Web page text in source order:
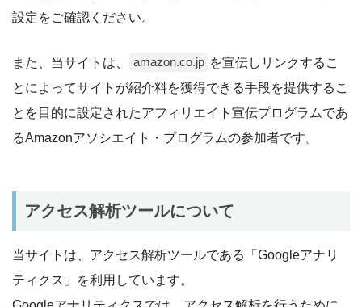
設定をご確認ください。
また、当サイトは、 amazon.co.jp を宣伝しリンクするこ
とによってサイトが紹介料を獲得できる手段を提供するこ
とを目的に設定されたアフィリエイト宣伝プログラムであ
るAmazonアソシエイト・プログラムの参加者です。
アクセス解析ツールについて
当サイトは、アクセス解析ツールである「Googleアナリ
ティクス」を利用しています。